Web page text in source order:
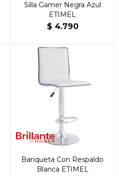
Silla Gamer Negra Azul
ETIMEL
$ 4.790
Banqueta Con Respaldo
Blanca ETIMEL